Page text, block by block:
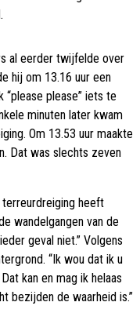
al eerder twijfelde over
hij om 13.16 uur een
please” iets te
minuten later kwam
Om 13.53 uur maakte
Dat was slechts zeven
heeft
wandelgangen van de
geval niet.” Volgens
“Ik wou dat ik u
kan en mag ik helaas
bezijden de waarheid is.”